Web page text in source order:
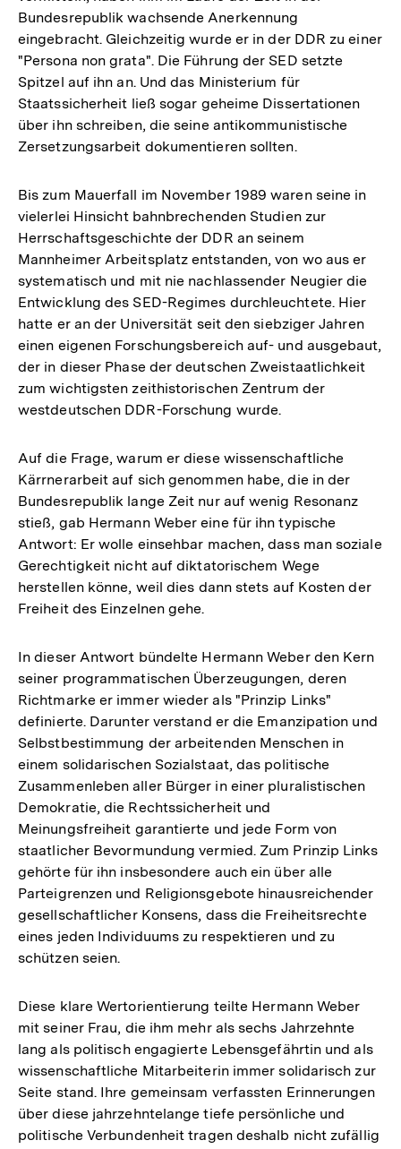
Bundesrepublik wachsende Anerkennung
eingebracht. Gleichzeitig wurde er in der DDR zu einer
"Persona non grata". Die Führung der SED setzte
Spitzel auf ihn an. Und das Ministerium für
Staatssicherheit ließ sogar geheime Dissertationen
über ihn schreiben, die seine antikommunistische
Zersetzungsarbeit dokumentieren sollten.
Bis zum Mauerfall im November 1989 waren seine in
vielerlei Hinsicht bahnbrechenden Studien zur
Herrschaftsgeschichte der DDR an seinem
Mannheimer Arbeitsplatz entstanden, von wo aus er
systematisch und mit nie nachlassender Neugier die
Entwicklung des SED-Regimes durchleuchtete. Hier
hatte er an der Universität seit den siebziger Jahren
einen eigenen Forschungsbereich auf- und ausgebaut,
der in dieser Phase der deutschen Zweistaatlichkeit
zum wichtigsten zeithistorischen Zentrum der
westdeutschen DDR-Forschung wurde.
Auf die Frage, warum er diese wissenschaftliche
Kärrnerarbeit auf sich genommen habe, die in der
Bundesrepublik lange Zeit nur auf wenig Resonanz
stieß, gab Hermann Weber eine für ihn typische
Antwort: Er wolle einsehbar machen, dass man soziale
Gerechtigkeit nicht auf diktatorischem Wege
herstellen könne, weil dies dann stets auf Kosten der
Freiheit des Einzelnen gehe.
In dieser Antwort bündelte Hermann Weber den Kern
seiner programmatischen Überzeugungen, deren
Richtmarke er immer wieder als "Prinzip Links"
definierte. Darunter verstand er die Emanzipation und
Selbstbestimmung der arbeitenden Menschen in
einem solidarischen Sozialstaat, das politische
Zusammenleben aller Bürger in einer pluralistischen
Demokratie, die Rechtssicherheit und
Meinungsfreiheit garantierte und jede Form von
staatlicher Bevormundung vermied. Zum Prinzip Links
gehörte für ihn insbesondere auch ein über alle
Parteigrenzen und Religionsgebote hinausreichender
gesellschaftlicher Konsens, dass die Freiheitsrechte
eines jeden Individuums zu respektieren und zu
schützen seien.
Diese klare Wertorientierung teilte Hermann Weber
mit seiner Frau, die ihm mehr als sechs Jahrzehnte
lang als politisch engagierte Lebensgefährtin und als
wissenschaftliche Mitarbeiterin immer solidarisch zur
Seite stand. Ihre gemeinsam verfassten Erinnerungen
über diese jahrzehntelange tiefe persönliche und
politische Verbundenheit tragen deshalb nicht zufällig